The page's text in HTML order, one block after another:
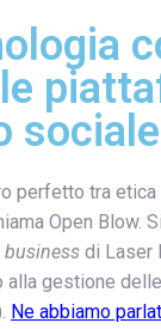
sociale
perfetto tra
Open Blow.
business di Laser
alla gestione
Ne abbiamo